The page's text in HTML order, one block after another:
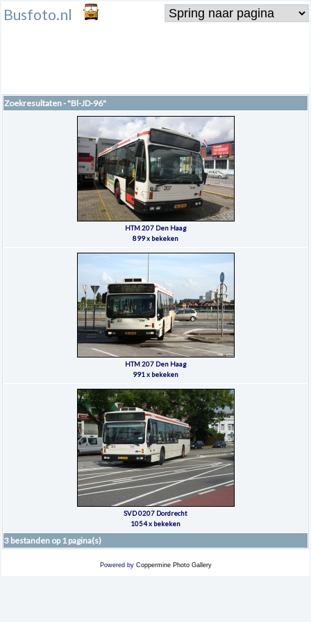
Busfoto.nl
Zoekresultaten - "Bl-JD-96"
HTM 207 Den Haag
899 x bekeken
HTM 207 Den Haag
991 x bekeken
SVD 0207 Dordrecht
1054 x bekeken
3 bestanden op 1 pagina(s)
Powered by Coppermine Photo Gallery